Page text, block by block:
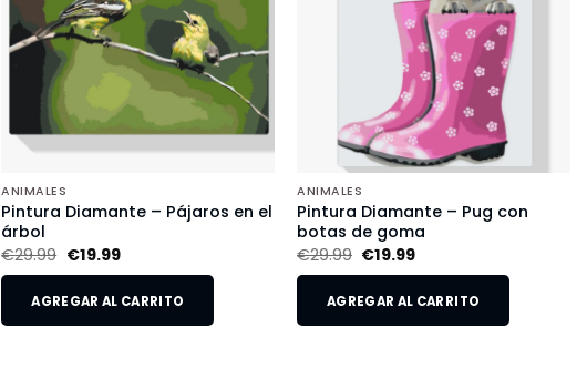
ANIMALES
Pintura Diamante – Pájaros en el
árbol
€29.99 €19.99
AGREGAR AL CARRITO
ANIMALES
Pintura Diamante – Pug con
botas de goma
€29.99 €19.99
AGREGAR AL CARRITO